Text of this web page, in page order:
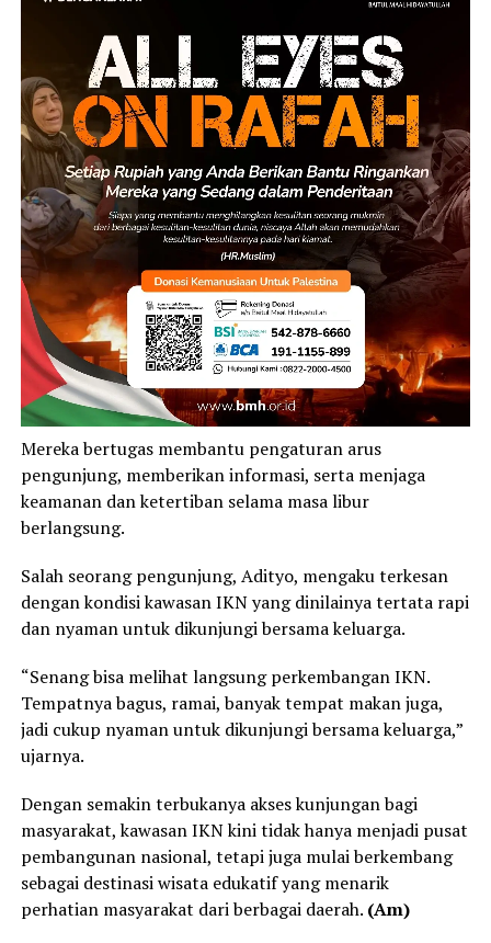
Mereka bertugas membantu pengaturan arus
pengunjung, memberikan informasi, serta menjaga
keamanan dan ketertiban selama masa libur
berlangsung.
Salah seorang pengunjung, Adityo, mengaku terkesan
dengan kondisi kawasan IKN yang dinilainya tertata rapi
dan nyaman untuk dikunjungi bersama keluarga.
“Senang bisa melihat langsung perkembangan IKN.
Tempatnya bagus, ramai, banyak tempat makan juga,
jadi cukup nyaman untuk dikunjungi bersama keluarga,”
ujarnya.
Dengan semakin terbukanya akses kunjungan bagi
masyarakat, kawasan IKN kini tidak hanya menjadi pusat
pembangunan nasional, tetapi juga mulai berkembang
sebagai destinasi wisata edukatif yang menarik
perhatian masyarakat dari berbagai daerah. (Am)